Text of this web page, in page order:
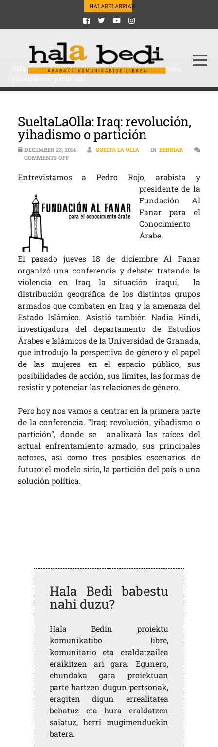
HALABELARRIAK
Hala Bedi>Berriak>SueltaLaOlla: Iraq: revolución,
SueltaLaOlla: Iraq: revolución,
yihadismo o partición
DECEMBER 23, 2014 SUELTA LA OLLA IN BERRIAK
COMMENTS OFFON SUELTALAOLLA: IRAQ: REVOLUCIÓN, YIHADISMO O
Entrevistamos a Pedro Rojo, arabista y
presidente de la
Fundación Al
Fanar para el
Conocimiento
Árabe.
El pasado jueves 18 de diciembre Al Fanar
organizó una conferencia y debate: tratando la
violencia en Iraq, la situación iraquí, la
distribución geográfica de los distintos grupos
armados que combaten en Iraq y la amenaza del
Estado Islámico. Asistió también Nadia Hindi,
investigadora del departamento de Estudios
Árabes e Islámicos de la Universidad de Granada,
que introdujo la perspectiva de género y el papel
de las mujeres en el espacio público, sus
posibilidades de acción, sus límites, las formas de
resistir y potenciar las relaciones de género.
Pero hoy nos vamos a centrar en la primera parte
de la conferencia. “Iraq: revolución, yihadismo o
partición”, donde se analizará las raíces del
actual enfrentamiento armado, sus principales
actores, así como tres posibles escenarios de
futuro: el modelo sirio, la partición del país o una
solución política.
Hala Bedi babestu
nahi duzu?
Hala Bedin proiektu
komunikatibo libre,
komunitario eta eraldatzailea
eraikitzen ari gara. Egunero,
ehundaka gara proiektuan
parte hartzen dugun pertsonak,
eragiten digun errealitatea
behatuz eta hura eraldatzen
saiatuz, herri mugimenduekin
batera.